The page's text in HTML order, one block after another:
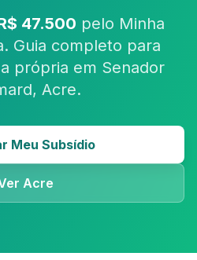
47.500 pelo Minha
Guia completo para
própria em Senador
Acre.
Meu Subsídio
Acre